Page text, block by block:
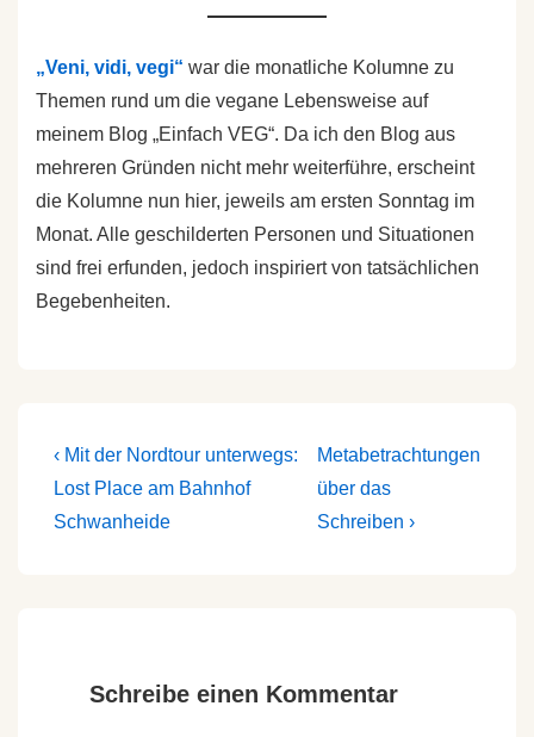
„Veni, vidi, vegi“ war die monatliche Kolumne zu
Themen rund um die vegane Lebensweise auf
meinem Blog „Einfach VEG“. Da ich den Blog aus
mehreren Gründen nicht mehr weiterführe, erscheint
die Kolumne nun hier, jeweils am ersten Sonntag im
Monat. Alle geschilderten Personen und Situationen
sind frei erfunden, jedoch inspiriert von tatsächlichen
Begebenheiten.
‹ Mit der Nordtour unterwegs:
Lost Place am Bahnhof
Schwanheide
Metabetrachtungen
über das
Schreiben ›
Schreibe einen Kommentar